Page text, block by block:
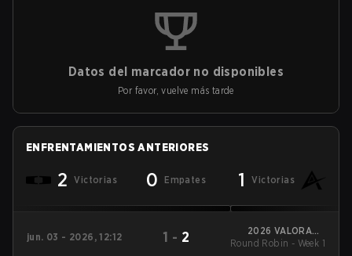
Datos del marcador no disponibles
Por favor, vuelve más tarde
ENFRENTAMIENTOS ANTERIORES
2 Victorias 0 Empates 1 Victorias
jun. 03 - 2026, 12:12 1 - 2
2026 VALORANT
Challengers Korea:
Round Robin - Week 1